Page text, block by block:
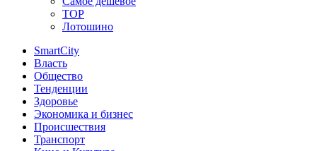
TOP
Лотошино
SmartCity
Власть
Общество
Тенденции
Здоровье
Экономика и бизнес
Происшествия
Транспорт